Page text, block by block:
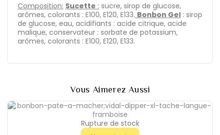
Composition: Sucette : sucre, sirop de glucose,
arômes, colorants : E100, E120, E133. Bonbon Gel : sirop
de glucose, eau, acidifiants : acide citrique, acide
malique, conservateur : sorbate de potassium,
arômes, colorants : E100, E120, E133.
Vous Aimerez Aussi
Rupture de stock